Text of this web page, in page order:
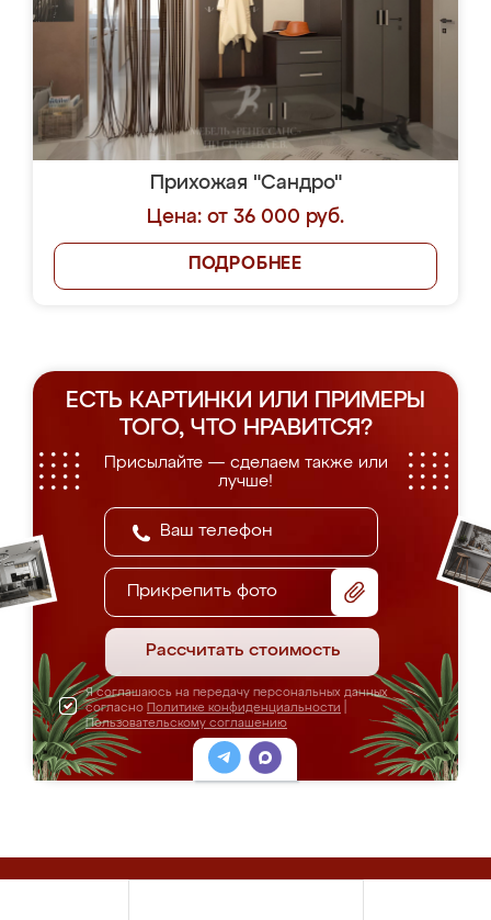
Прихожая "Сандро"
Цена: от 36 000 руб.
ПОДРОБНЕЕ
ЕСТЬ КАРТИНКИ ИЛИ ПРИМЕРЫ
ТОГО, ЧТО НРАВИТСЯ?
Присылайте — сделаем также или
лучше!
Прикрепить фото
Рассчитать стоимость
Я соглашаюсь на передачу персональных данных
согласно Политике конфиденциальности
Пользовательскому соглашению